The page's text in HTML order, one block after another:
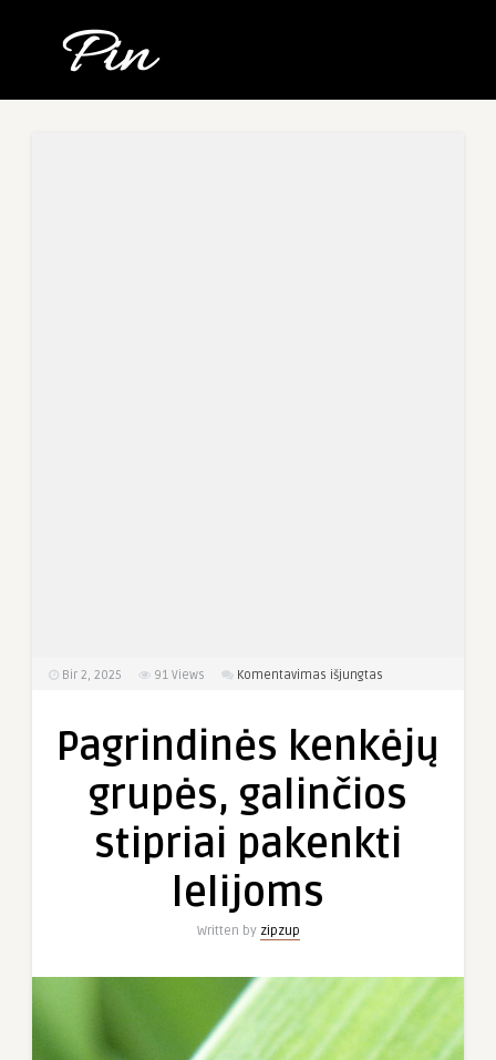
Bir 2, 2025 91 Views Komentavimas išjungtas
grupės,
galinčios
stipriai
Pagrindinės kenkėjų
grupės, galinčios
stipriai pakenkti
lelijoms
Written by zipzup